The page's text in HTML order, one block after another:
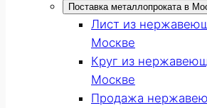
Поставка металлопроката в
Лист из
Москве
Круг из
Москве
Продажа